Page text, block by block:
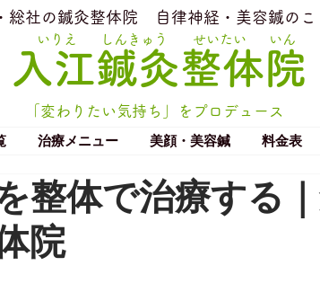
いりえ
総社の鍼灸整体院 自律神経・美容鍼のこ
​入江鍼灸整体院
せいたい
しんきゅう いん
「変わりたい気持ち」をプロデュース
治療メニュー 美顔・美容鍼 料金表
整体で治療する｜
院